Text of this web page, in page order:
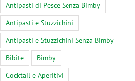
Antipasti di Pesce Senza Bimby
Antipasti e Stuzzichini
Antipasti e Stuzzichini Senza Bimby
Bibite
Bimby
Cocktail e Aperitivi